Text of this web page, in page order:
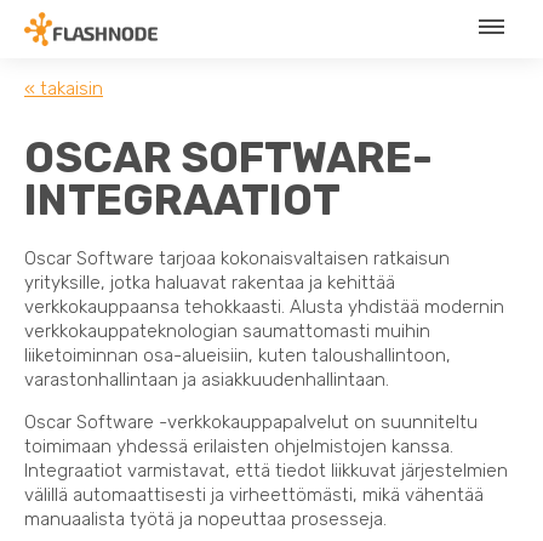
« takaisin
OSCAR SOFTWARE-
INTEGRAATIOT
Oscar Software tarjoaa kokonaisvaltaisen ratkaisun
yrityksille, jotka haluavat rakentaa ja kehittää
verkkokauppaansa tehokkaasti. Alusta yhdistää modernin
verkkokauppateknologian saumattomasti muihin
liiketoiminnan osa-alueisiin, kuten taloushallintoon,
varastonhallintaan ja asiakkuudenhallintaan.
Oscar Software -verkkokauppapalvelut on suunniteltu
toimimaan yhdessä erilaisten ohjelmistojen kanssa.
Integraatiot varmistavat, että tiedot liikkuvat järjestelmien
välillä automaattisesti ja virheettömästi, mikä vähentää
manuaalista työtä ja nopeuttaa prosesseja.